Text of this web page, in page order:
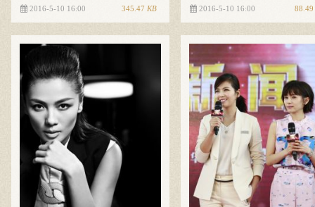
2016-5-10 16:00 345.47 KB 2016-5-10 16:00 88.49